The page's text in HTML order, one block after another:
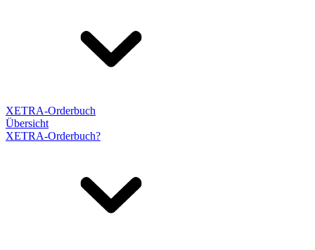
XETRA-Orderbuch
Übersicht
XETRA-Orderbuch?